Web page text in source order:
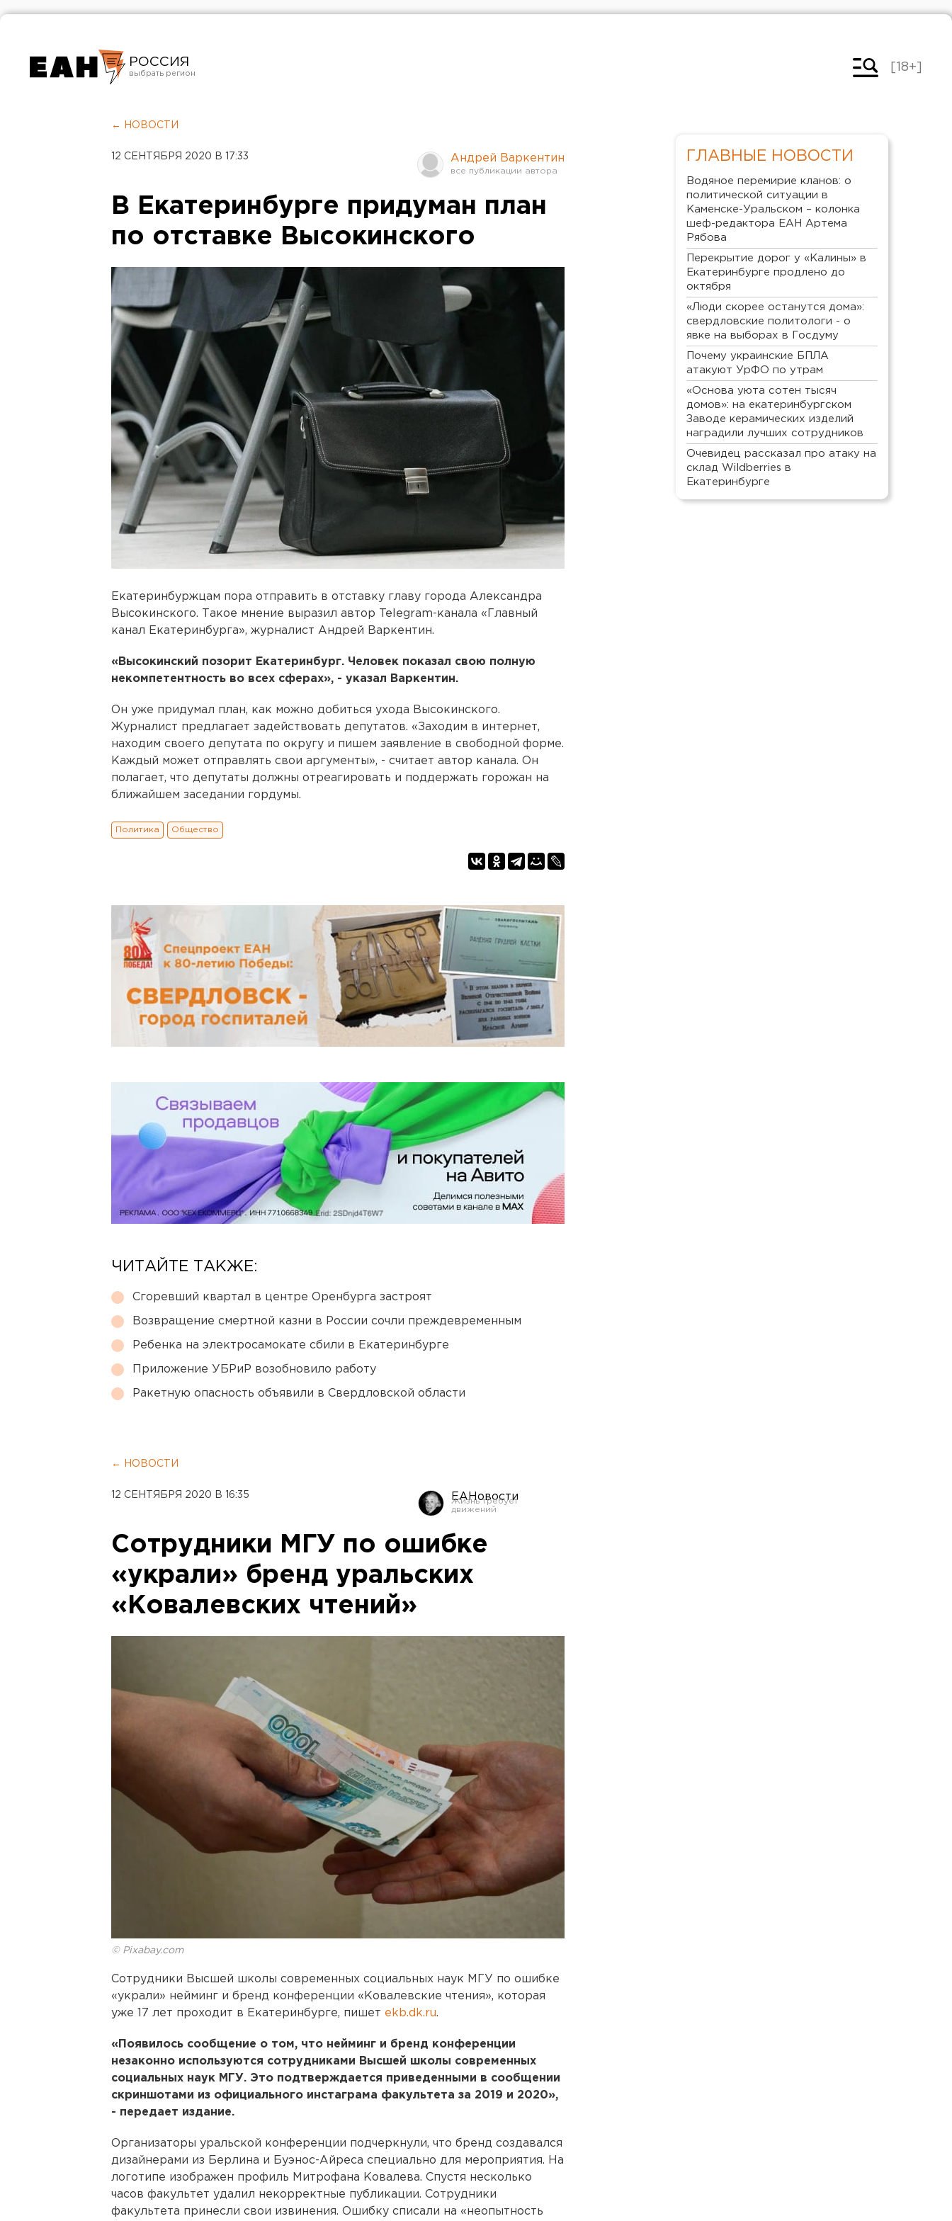
РОССИЯ
Челябинск
[18+]
← НОВОСТИ
12 СЕНТЯБРЯ 2020 В 17:33 Андрей Варкентин
В Екатеринбурге придуман план
по отставке Высокинского
Екатеринбуржцам пора отправить в отставку главу города Александра
Высокинского. Такое мнение выразил автор Telegram-канала «Главный
канал Екатеринбурга», журналист Андрей Варкентин.
«Высокинский позорит Екатеринбург. Человек показал свою полную
некомпетентность во всех сферах», - указал Варкентин.
Он уже придумал план, как можно добиться ухода Высокинского.
Журналист предлагает задействовать депутатов. «Заходим в интернет,
находим своего депутата по округу и пишем заявление в свободной форме.
Каждый может отправлять свои аргументы», - считает автор канала. Он
полагает, что депутаты должны отреагировать и поддержать горожан на
ближайшем заседании гордумы.
Политика Общество
ЧИТАЙТЕ ТАКЖЕ:
Сгоревший квартал в центре Оренбурга застроят
Возвращение смертной казни в России сочли преждевременным
Ребенка на электросамокате сбили в Екатеринбурге
Приложение УБРиР возобновило работу
Ракетную опасность объявили в Свердловской области
← НОВОСТИ
12 СЕНТЯБРЯ 2020 В 16:35 ЕАНовости
Сотрудники МГУ по ошибке
«украли» бренд уральских
«Ковалевских чтений»
© Pixabay.com
Сотрудники Высшей школы современных социальных наук МГУ по ошибке
«украли» нейминг и бренд конференции «Ковалевские чтения», которая
уже 17 лет проходит в Екатеринбурге, пишет ekb.dk.ru.
«Появилось сообщение о том, что нейминг и бренд конференции
незаконно используются сотрудниками Высшей школы современных
социальных наук МГУ. Это подтверждается приведенными в сообщении
скриншотами из официального инстаграма факультета за 2019 и 2020»,
- передает издание.
Организаторы уральской конференции подчеркнули, что бренд создавался
дизайнерами из Берлина и Буэнос-Айреса специально для мероприятия. На
логотипе изображен профиль Митрофана Ковалева. Спустя несколько
часов факультет удалил некорректные публикации. Сотрудники
факультета принесли свои извинения. Ошибку списали на «неопытность
ГЛАВНЫЕ НОВОСТИ
Водяное перемирие кланов: о
политической ситуации в
Каменске-Уральском – колонка
шеф-редактора ЕАН Артема
Рябова
Перекрытие дорог у «Калины» в
Екатеринбурге продлено до
октября
«Люди скорее останутся дома»:
свердловские политологи - о
явке на выборах в Госдуму
Почему украинские БПЛА
атакуют УрФО по утрам
«Основа уюта сотен тысяч
домов»: на екатеринбургском
Заводе керамических изделий
наградили лучших сотрудников
Очевидец рассказал про атаку на
склад Wildberries в
Екатеринбурге